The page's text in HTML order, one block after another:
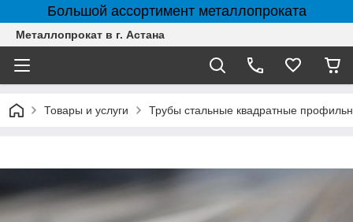
Большой ассортимент металлопроката
Металлопрокат в г. Астана
Товары и услуги Трубы стальные квадратные